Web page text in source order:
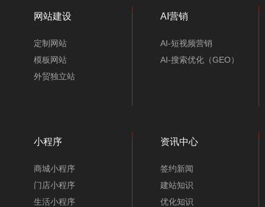
网站建设
定制网站
模板网站
外贸独立站
AI营销
AI-短视频营销
AI-搜索优化（GEO）
小程序
商城小程序
门店小程序
生活小程序
资讯中心
签约新闻
建站知识
优化知识